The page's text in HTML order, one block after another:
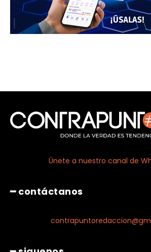
Únete a nuestro canal de
━ contáctanos